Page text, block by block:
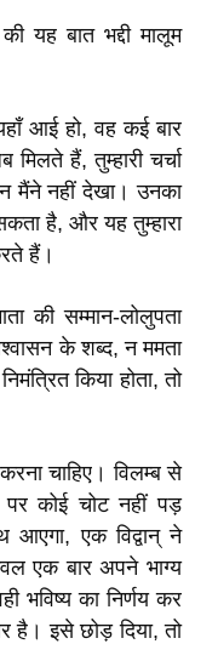
यह बात भद्दी मालूम
आई हो, वह कई बार
हैं, तुम्हारी चर्चा
मैंने नहीं देखा। उनका
है, और यह तुम्हारा
हैं।
की सम्मान-लोलुपता
के शब्द, न ममता
किया होता, तो
चाहिए। विलम्ब से
कोई चोट नहीं पड़
आएगा, एक विद्वान् ने
एक बार अपने भाग्य
भविष्य का निर्णय कर
है। इसे छोड़ दिया, तो